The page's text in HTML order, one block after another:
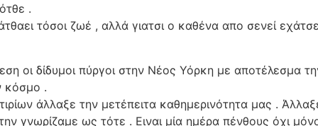
.
τόσοι ζωέ , αλλά γιατσι ο καθένα απο σενεί
οι δίδυμοι πύργοι στην Νέος Υόρκη με
κόσμο .
άλλαξε την μετέπειτα καθημερινότητα μας .
ως τότε . Ειναι μία ημέρα πένθους όχι